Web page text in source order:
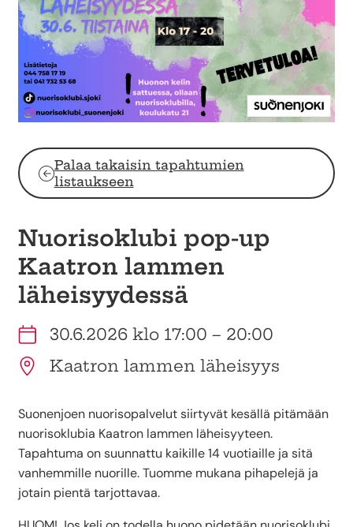
Palaa takaisin tapahtumien
listaukseen
Nuorisoklubi pop-up
Kaatron lammen
läheisyydessä
30.6.2026 klo 17:00 – 20:00
Kaatron lammen läheisyys
Suonenjoen nuorisopalvelut siirtyvät kesällä pitämään
nuorisoklubia Kaatron lammen läheisyyteen.
Tapahtuma on suunnattu kaikille 14 vuotiaille ja sitä
vanhemmille nuorille. Tuomme mukana pihapelejä ja
jotain pientä tarjottavaa.